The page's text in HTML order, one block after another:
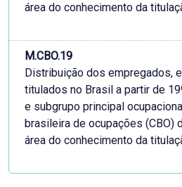
área do conhecimento da
M.CBO.19
Distribuição dos empregados,
titulados no Brasil a partir de
e subgrupo principal
brasileira de ocupações (CBO)
área do conhecimento da